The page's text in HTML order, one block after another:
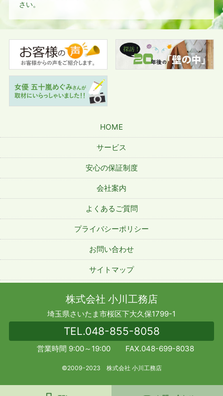
さい。
HOME
サービス
安心の保証制度
会社案内
よくあるご質問
プライバシーポリシー
お問い合わせ
サイトマップ
株式会社 小川工務店
埼玉県さいたま市桜区下大久保1799-1
TEL.048-855-8058
営業時間 9:00～19:00 FAX.048-699-8038
©2009-2023 株式会社 小川工務店